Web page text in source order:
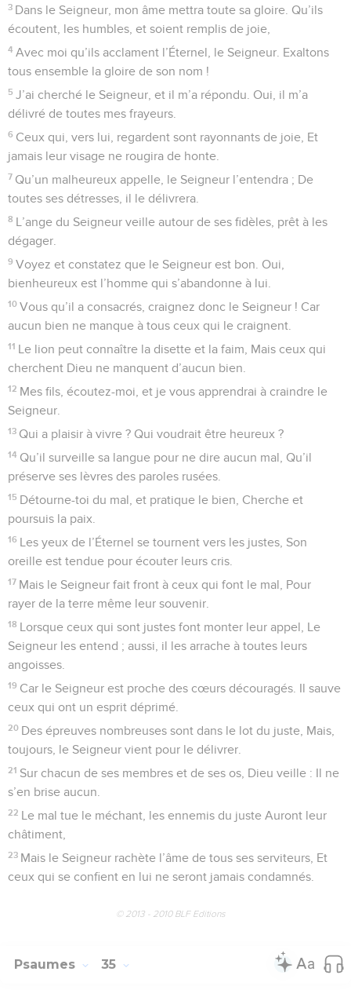
3 Dans le Seigneur, mon âme mettra toute sa gloire. Qu’ils
écoutent, les humbles, et soient remplis de joie,
4 Avec moi qu’ils acclament l’Éternel, le Seigneur. Exaltons
tous ensemble la gloire de son nom !
5 J’ai cherché le Seigneur, et il m’a répondu. Oui, il m’a
délivré de toutes mes frayeurs.
6 Ceux qui, vers lui, regardent sont rayonnants de joie, Et
jamais leur visage ne rougira de honte.
7 Qu’un malheureux appelle, le Seigneur l’entendra ; De
toutes ses détresses, il le délivrera.
8 L’ange du Seigneur veille autour de ses fidèles, prêt à les
dégager.
9 Voyez et constatez que le Seigneur est bon. Oui,
bienheureux est l’homme qui s’abandonne à lui.
10 Vous qu’il a consacrés, craignez donc le Seigneur ! Car
aucun bien ne manque à tous ceux qui le craignent.
11 Le lion peut connaître la disette et la faim, Mais ceux qui
cherchent Dieu ne manquent d’aucun bien.
12 Mes fils, écoutez-moi, et je vous apprendrai à craindre le
Seigneur.
13 Qui a plaisir à vivre ? Qui voudrait être heureux ?
14 Qu’il surveille sa langue pour ne dire aucun mal, Qu’il
préserve ses lèvres des paroles rusées.
15 Détourne-toi du mal, et pratique le bien, Cherche et
poursuis la paix.
16 Les yeux de l’Éternel se tournent vers les justes, Son
oreille est tendue pour écouter leurs cris.
17 Mais le Seigneur fait front à ceux qui font le mal, Pour
rayer de la terre même leur souvenir.
18 Lorsque ceux qui sont justes font monter leur appel, Le
Seigneur les entend ; aussi, il les arrache à toutes leurs
angoisses.
19 Car le Seigneur est proche des cœurs découragés. Il sauve
ceux qui ont un esprit déprimé.
20 Des épreuves nombreuses sont dans le lot du juste, Mais,
toujours, le Seigneur vient pour le délivrer.
21 Sur chacun de ses membres et de ses os, Dieu veille : Il ne
s’en brise aucun.
22 Le mal tue le méchant, les ennemis du juste Auront leur
châtiment,
23 Mais le Seigneur rachète l’âme de tous ses serviteurs, Et
ceux qui se confient en lui ne seront jamais condamnés.
© 2013 - 2010 BLF Editions
Psaumes 35